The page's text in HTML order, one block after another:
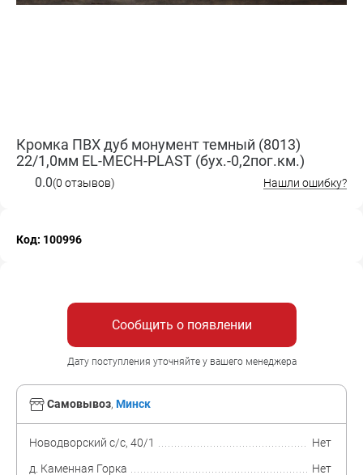
Кромка ПВХ дуб монумент темный (8013)
22/1,0мм EL-MECH-PLAST (бух.-0,2пог.км.)
0.0(0 отзывов) Нашли ошибку?
Код: 100996
Сообщить о появлении
Дату поступления уточняйте у вашего менеджера
Самовывоз, Минск
Новодворский с/с, 40/1
Нет
д. Каменная Горка
Нет